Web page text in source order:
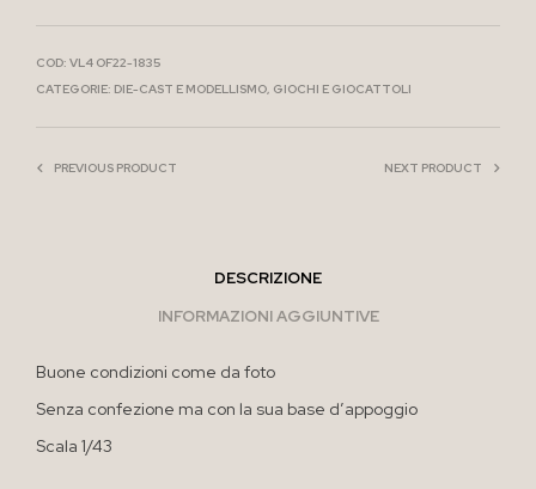
COD: VL4 OF22-1835
CATEGORIE: DIE-CAST E MODELLISMO GIOCHI E GIOCATTOLI
PREVIOUS PRODUCT NEXT PRODUCT
DESCRIZIONE
INFORMAZIONI AGGIUNTIVE
Buone condizioni come da foto
Senza confezione ma con la sua base d’appoggio
Scala 1/43